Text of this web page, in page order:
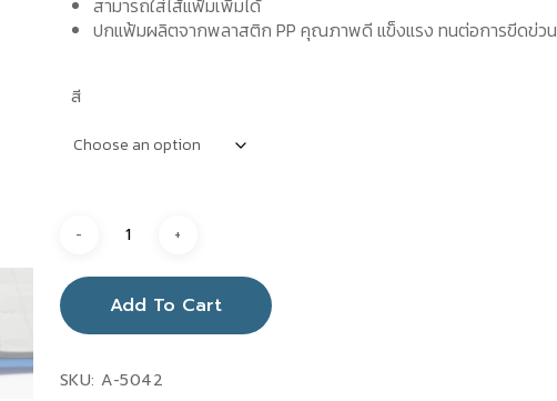
สามารถใส่ไส้แฟ้มเพิ่มได้
ปกแฟ้มผลิตจากพลาสติก PP คุณภาพดี แข็งแรง ทนต่อการขีดข่วน
สี
Add To Cart
SKU:A-5042